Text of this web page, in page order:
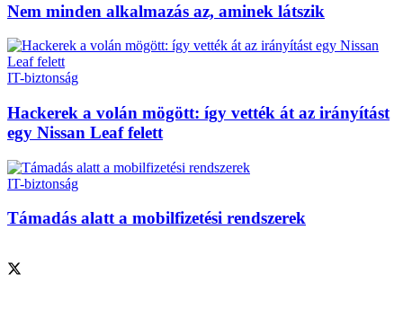
Nem minden alkalmazás az, aminek látszik
IT-biztonság
Hackerek a volán mögött: így vették át az irányítást
egy Nissan Leaf felett
IT-biztonság
Támadás alatt a mobilfizetési rendszerek